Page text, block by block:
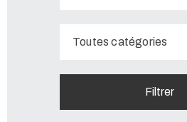
Toutes catégories